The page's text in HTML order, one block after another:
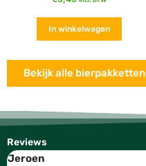
In winkelwagen
Bekijk alle bierpakketten
Reviews
Jeroen